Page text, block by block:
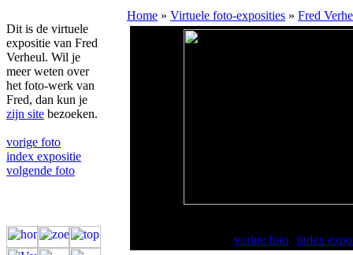
Dit is de virtuele
expositie van Fred
Verheul. Wil je
meer weten over
het foto-werk van
Fred, dan kun je
zijn site bezoeken.
vorige foto
index expositie
volgende foto
Home » Virtuele foto-exposities » Fred
vorige foto| index